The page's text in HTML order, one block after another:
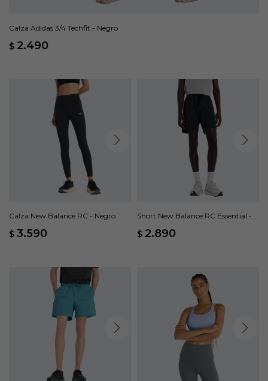
Calza Adidas 3/4 Techfit - Negro
$ 2.490
Calza New Balance RC - Negro
$ 3.590
Short New Balance RC Essential -
$ 2.890